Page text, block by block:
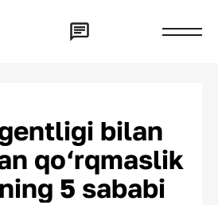
bilan
qo‘rqmaslik
5 sababi